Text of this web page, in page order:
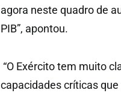
agora neste quadro de
PIB”, apontou.
“O Exército tem muito
capacidades críticas